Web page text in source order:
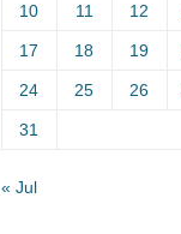
10 11 12
17 18 19
24 25 26
31
« Jul